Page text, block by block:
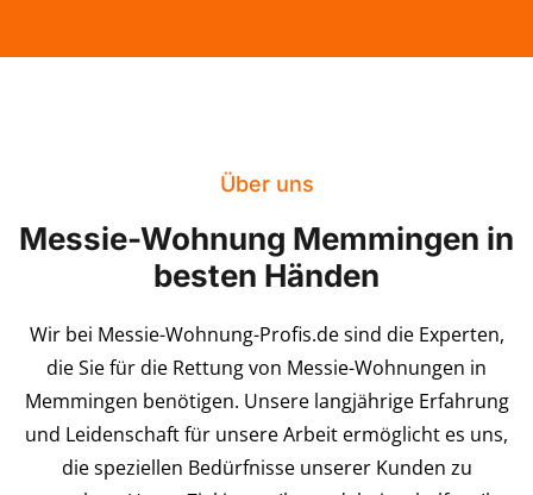
Über uns
Messie-Wohnung Memmingen in
besten Händen
Wir bei Messie-Wohnung-Profis.de sind die Experten,
die Sie für die Rettung von Messie-Wohnungen in
Memmingen benötigen. Unsere langjährige Erfahrung
und Leidenschaft für unsere Arbeit ermöglicht es uns,
die speziellen Bedürfnisse unserer Kunden zu